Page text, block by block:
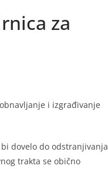
za
i izgrađivanje
dovelo do odstranjivanja
trakta se obično